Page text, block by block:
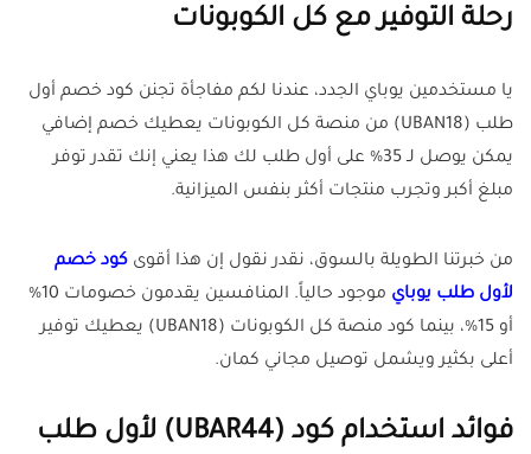
رحلة التوفير مع كل الكوبونات
يا مستخدمين يوباي الجدد، عندنا لكم مفاجأة تجنن كود خصم أول
طلب (UBAN18) من منصة كل الكوبونات يعطيك خصم إضافي
يمكن يوصل لـ 35% على أول طلب لك هذا يعني إنك تقدر توفر
مبلغ أكبر وتجرب منتجات أكثر بنفس الميزانية.
من خبرتنا الطويلة بالسوق، نقدر نقول إن هذا أقوى كود خصم
لأول طلب يوباي
موجود حالياً. المنافسين يقدمون خصومات 10%
أو 15%، بينما كود منصة كل الكوبونات (UBAN18) يعطيك توفير
أعلى بكثير ويشمل توصيل مجاني كمان.
فوائد استخدام كود (UBAR44) لأول طلب